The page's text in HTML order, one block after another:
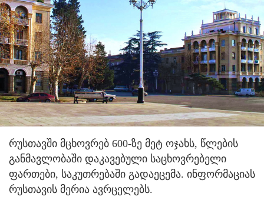
რუსთავში მცხოვრებ 600-ზე მეტ ოჯახს, წლების
განმავლობაში დაკავებული საცხოვრებელი
ფართები, საკუთრებაში გადაეცემა. ინფორმაციას
რუსთავის მერია ავრცელებს.